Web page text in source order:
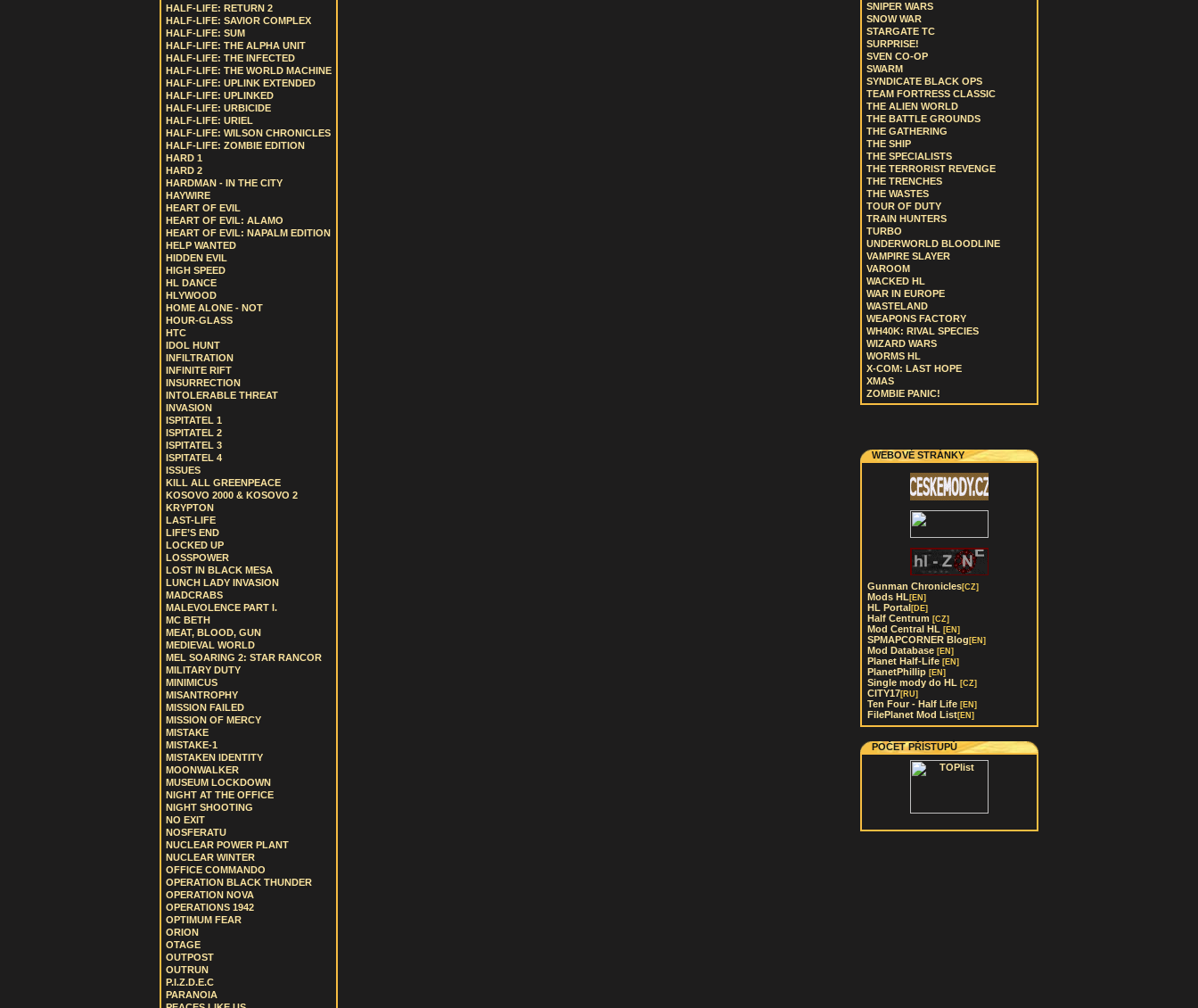
HALF-LIFE: RETURN 2
HALF-LIFE: SAVIOR COMPLEX
HALF-LIFE: SUM
HALF-LIFE: THE ALPHA UNIT
HALF-LIFE: THE INFECTED
HALF-LIFE: THE WORLD MACHINE
HALF-LIFE: UPLINK EXTENDED
HALF-LIFE: UPLINKED
HALF-LIFE: URBICIDE
HALF-LIFE: URIEL
HALF-LIFE: WILSON CHRONICLES
HALF-LIFE: ZOMBIE EDITION
HARD 1
HARD 2
HARDMAN - IN THE CITY
HAYWIRE
HEART OF EVIL
HEART OF EVIL: ALAMO
HEART OF EVIL: NAPALM EDITION
HELP WANTED
HIDDEN EVIL
HIGH SPEED
HL DANCE
HLYWOOD
HOME ALONE - NOT
HOUR-GLASS
HTC
IDOL HUNT
INFILTRATION
INFINITE RIFT
INSURRECTION
INTOLERABLE THREAT
INVASION
ISPITATEL 1
ISPITATEL 2
ISPITATEL 3
ISPITATEL 4
ISSUES
KILL ALL GREENPEACE
KOSOVO 2000 & KOSOVO 2
KRYPTON
LAST-LIFE
LIFE’S END
LOCKED UP
LOSSPOWER
LOST IN BLACK MESA
LUNCH LADY INVASION
MADCRABS
MALEVOLENCE PART I.
MC BETH
MEAT, BLOOD, GUN
MEDIEVAL WORLD
MEL SOARING 2: STAR RANCOR
MILITARY DUTY
MINIMICUS
MISANTROPHY
MISSION FAILED
MISSION OF MERCY
MISTAKE
MISTAKE-1
MISTAKEN IDENTITY
MOONWALKER
MUSEUM LOCKDOWN
NIGHT AT THE OFFICE
NIGHT SHOOTING
NO EXIT
NOSFERATU
NUCLEAR POWER PLANT
NUCLEAR WINTER
OFFICE COMMANDO
OPERATION BLACK THUNDER
OPERATION NOVA
OPERATIONS 1942
OPTIMUM FEAR
ORION
OTAGE
OUTPOST
OUTRUN
P.I.Z.D.E.C
PARANOIA
SNIPER WARS
SNOW WAR
STARGATE TC
SURPRISE!
SVEN CO-OP
SWARM
SYNDICATE BLACK OPS
TEAM FORTRESS CLASSIC
THE ALIEN WORLD
THE BATTLE GROUNDS
THE GATHERING
THE SHIP
THE SPECIALISTS
THE TERRORIST REVENGE
THE TRENCHES
THE WASTES
TOUR OF DUTY
TRAIN HUNTERS
TURBO
UNDERWORLD BLOODLINE
VAMPIRE SLAYER
VAROOM
WACKED HL
WAR IN EUROPE
WASTELAND
WEAPONS FACTORY
WH40K: RIVAL SPECIES
WIZARD WARS
WORMS HL
X-COM: LAST HOPE
XMAS
ZOMBIE PANIC!
WEBOVÉ STRÁNKY
Gunman Chronicles[CZ]
Mods HL [EN]
HL Portal[DE]
Half Centrum [CZ]
Mod Central HL [EN]
SPMAPCORNER Blog [EN]
Mod Database [EN]
Planet Half-Life [EN]
PlanetPhillip [EN]
Single mody do HL [CZ]
CITY17[RU]
Ten Four - Half Life [EN]
FilePlanet Mod List[EN]
POČET PŘÍSTUPŮ